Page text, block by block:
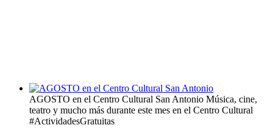
AGOSTO en el Centro Cultural San Antonio Música, cine,
teatro y mucho más durante este mes en el Centro Cultural
#ActividadesGratuitas